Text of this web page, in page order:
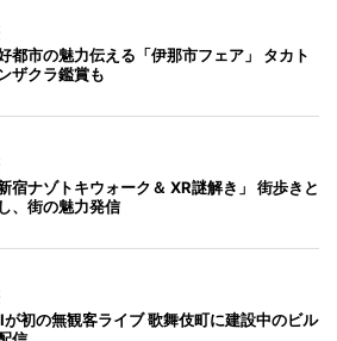
都市の魅力伝える「伊那市フェア」 タカト
ザクラ鑑賞も
宿ナゾトキウォーク＆ XR謎解き」 街歩きと
、街の魅力発信
初の無観客ライブ 歌舞伎町に建設中のビル